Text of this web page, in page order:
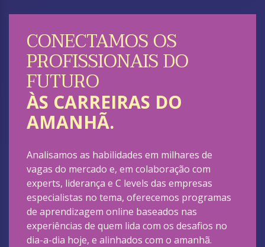
CONECTAMOS OS
PROFISSIONAIS DO
FUTURO
ÀS CARREIRAS DO
AMANHÃ.
Analisamos as habilidades em milhares de
vagas do mercado e, em colaboração com
experts, liderança e C levels das empresas
especialistas no tema, oferecemos programas
de aprendizagem online baseados nas
experiências de quem lida com os desafios no
dia-a-dia hoje, e alinhados com o amanhã.